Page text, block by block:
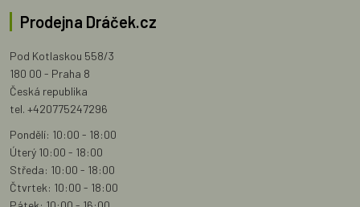
Prodejna Dráček.cz
Pod Kotlaskou 558/3
180 00 - Praha 8
Česká republika
tel. +420775247296
Pondělí: 10:00 - 18:00
Úterý 10:00 - 18:00
Středa: 10:00 - 18:00
Čtvrtek: 10:00 - 18:00